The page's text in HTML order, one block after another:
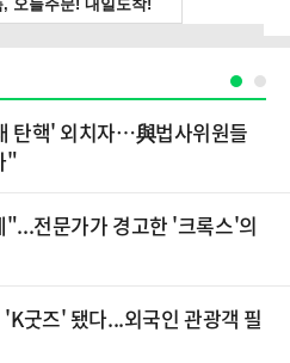
탄핵' 외치자…與법사위원들
"
전문가가 경고한 '크록스'의
굿즈' 됐다...외국인 관광객 필